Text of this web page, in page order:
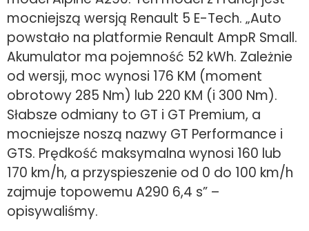
mocniejszą wersją Renault 5 E-Tech. „Auto
powstało na platformie Renault AmpR Small.
Akumulator ma pojemność 52 kWh. Zależnie
od wersji, moc wynosi 176 KM (moment
obrotowy 285 Nm) lub 220 KM (i 300 Nm).
Słabsze odmiany to GT i GT Premium, a
mocniejsze noszą nazwy GT Performance i
GTS. Prędkość maksymalna wynosi 160 lub
170 km/h, a przyspieszenie od 0 do 100 km/h
zajmuje topowemu A290 6,4 s” –
opisywaliśmy.